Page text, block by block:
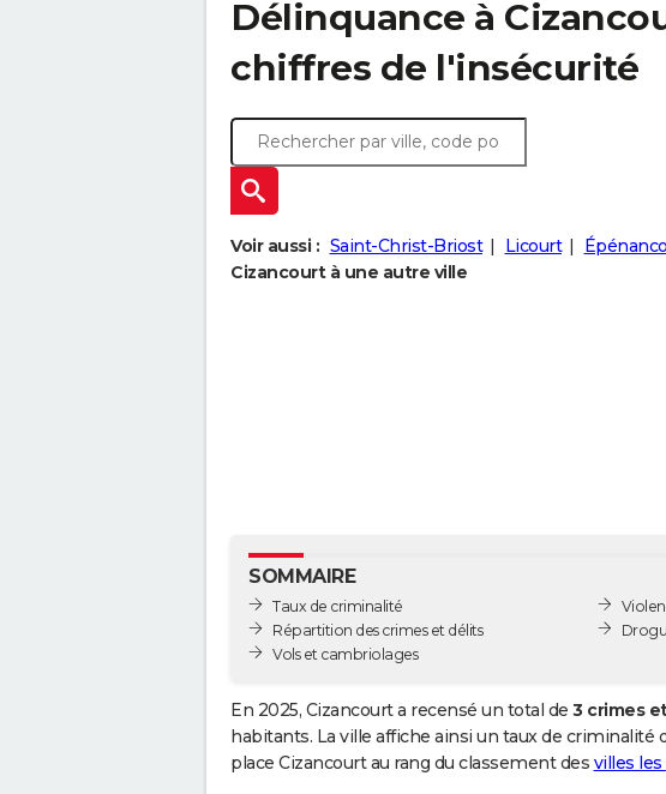
Délinquance à
chiffres de l'insécurité
Voir aussi : Saint-Christ-Briost Licourt
Cizancourt à une autre ville
SOMMAIRE
Taux de criminalité
Répartition des crimes et délits
Vols et cambriolages
En 2025, Cizancourt a recensé un total de 3 crimes
habitants. La ville affiche ainsi un taux de criminalité
place Cizancourt au rang du classement des villes